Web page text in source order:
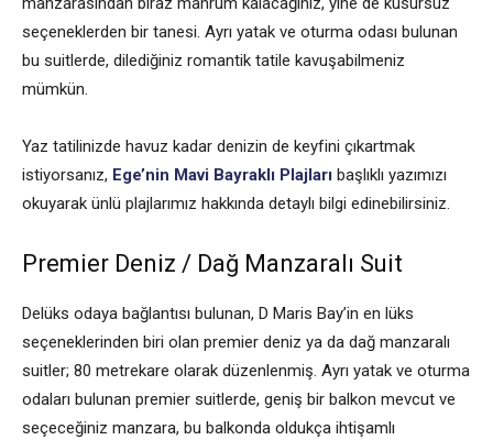
seçeneklerden bir tanesi. Ayrı yatak ve oturma odası bulunan
bu suitlerde, dilediğiniz romantik tatile kavuşabilmeniz
mümkün.
Yaz tatilinizde havuz kadar denizin de keyfini çıkartmak
istiyorsanız, Ege’nin Mavi Bayraklı Plajları başlıklı yazımızı
okuyarak ünlü plajlarımız hakkında detaylı bilgi edinebilirsiniz.
Premier Deniz / Dağ Manzaralı Suit
Delüks odaya bağlantısı bulunan, D Maris Bay’in en lüks
seçeneklerinden biri olan premier deniz ya da dağ manzaralı
suitler; 80 metrekare olarak düzenlenmiş. Ayrı yatak ve oturma
odaları bulunan premier suitlerde, geniş bir balkon mevcut ve
seçeceğiniz manzara, bu balkonda oldukça ihtişamlı